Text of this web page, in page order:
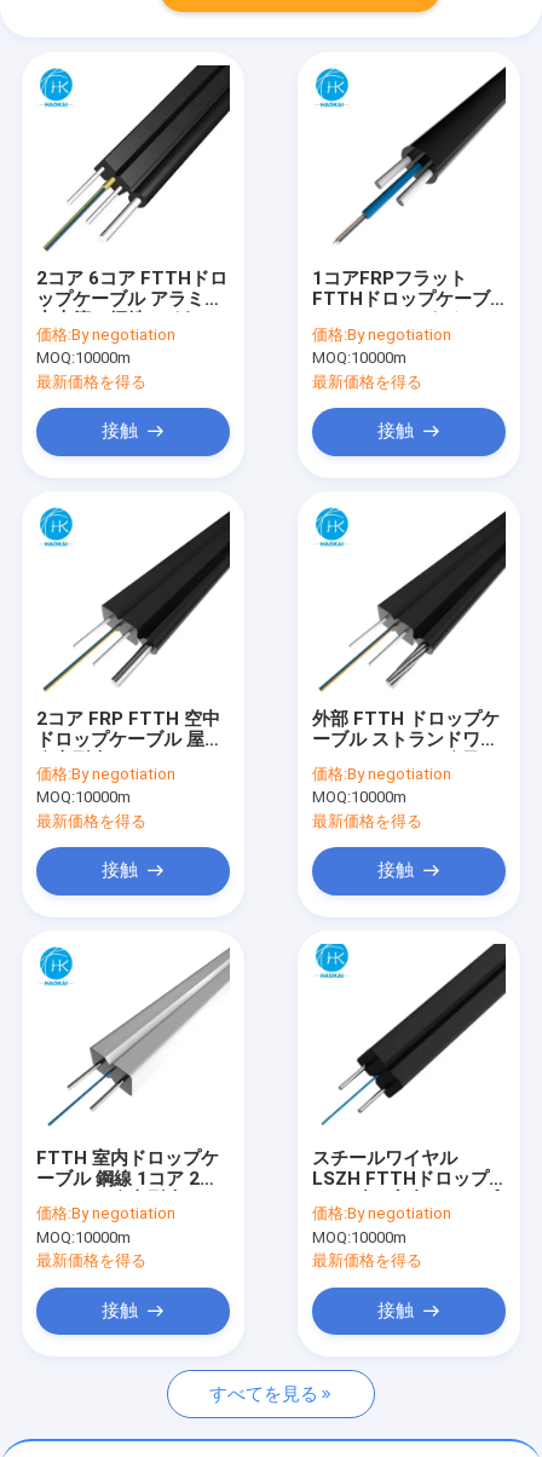
ホーム
製品
企業情報
会社案内
品質管理
2コア 6コア FTTHドロ
ップケーブル アラミド
を持つフラット光ファ
イバーケーブル
価格:By negotiation
MOQ:10000m
最新価格を得る
接触
1コアFRPフラット
FTTHドロップケーブ
GYFXTY GYFXTBY自
立ケーブル
価格:By negotiation
MOQ:10000m
最新価格を得る
接触
2コア FRP FTTH 空中
ドロップケーブル 屋外
ロップケーブル
価格:By negotiation
MOQ:10000m
最新価格を得る
接触
外部 FTTH ドロップケ
ーブル ストランドワイ
ポートファイバーオプ
ティックケーブル
価格:By negotiation
MOQ:10000m
最新価格を得る
接触
FTTH 室内ドロップケ
ーブル 鋼線 1コア 2コ
イバーケーブル
価格:By negotiation
MOQ:10000m
最新価格を得る
接触
スチールワイヤル
LSZH FTTHドロップ
光ファイバーケーブル
GJXH G657a1
価格:By negotiation
MOQ:10000m
最新価格を得る
接触
すべてを見る